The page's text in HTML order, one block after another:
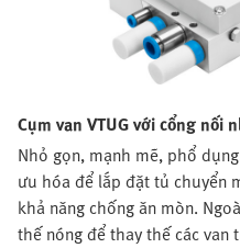
Cụm van VTUG với cổng nối
Nhỏ gọn, mạnh mẽ, phổ
ưu hóa để lắp đặt tủ chuyển
khả năng chống ăn mòn.
thế nóng để thay thế các